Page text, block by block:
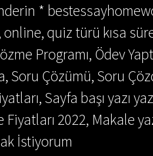
*
quiz türü kısa
Programı, Ödev
Soru Çözümü, Soru
Sayfa başı yazı
2022, Makale
İstiyorum